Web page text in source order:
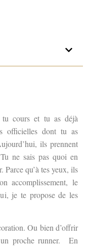
cours et tu as déjà
officielles dont tu as
ils prennent
ne sais pas quoi en
Parce qu’à tes yeux, ils
accomplissement, le
je te propose de les
Ou bien d’offrir
un proche runner. En